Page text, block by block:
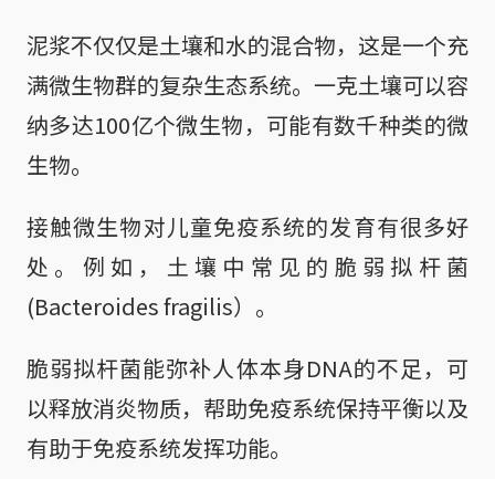
泥浆不仅仅是土壤和水的混合物，这是一个充
满微生物群的复杂生态系统。一克土壤可以容
纳多达100亿个微生物，可能有数千种类的微
生物。
接触微生物对儿童免疫系统的发育有很多好
处。例如，土壤中常见的脆弱拟杆菌
(Bacteroides fragilis）。
脆弱拟杆菌能弥补人体本身DNA的不足，可
以释放消炎物质，帮助免疫系统保持平衡以及
有助于免疫系统发挥功能。